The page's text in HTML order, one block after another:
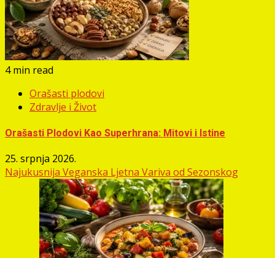
4 min read
Orašasti plodovi
Zdravlje i Život
Orašasti Plodovi Kao Superhrana: Mitovi i Istine
25. srpnja 2026.
Najukusnija Veganska Ljetna Variva od Sezonskog